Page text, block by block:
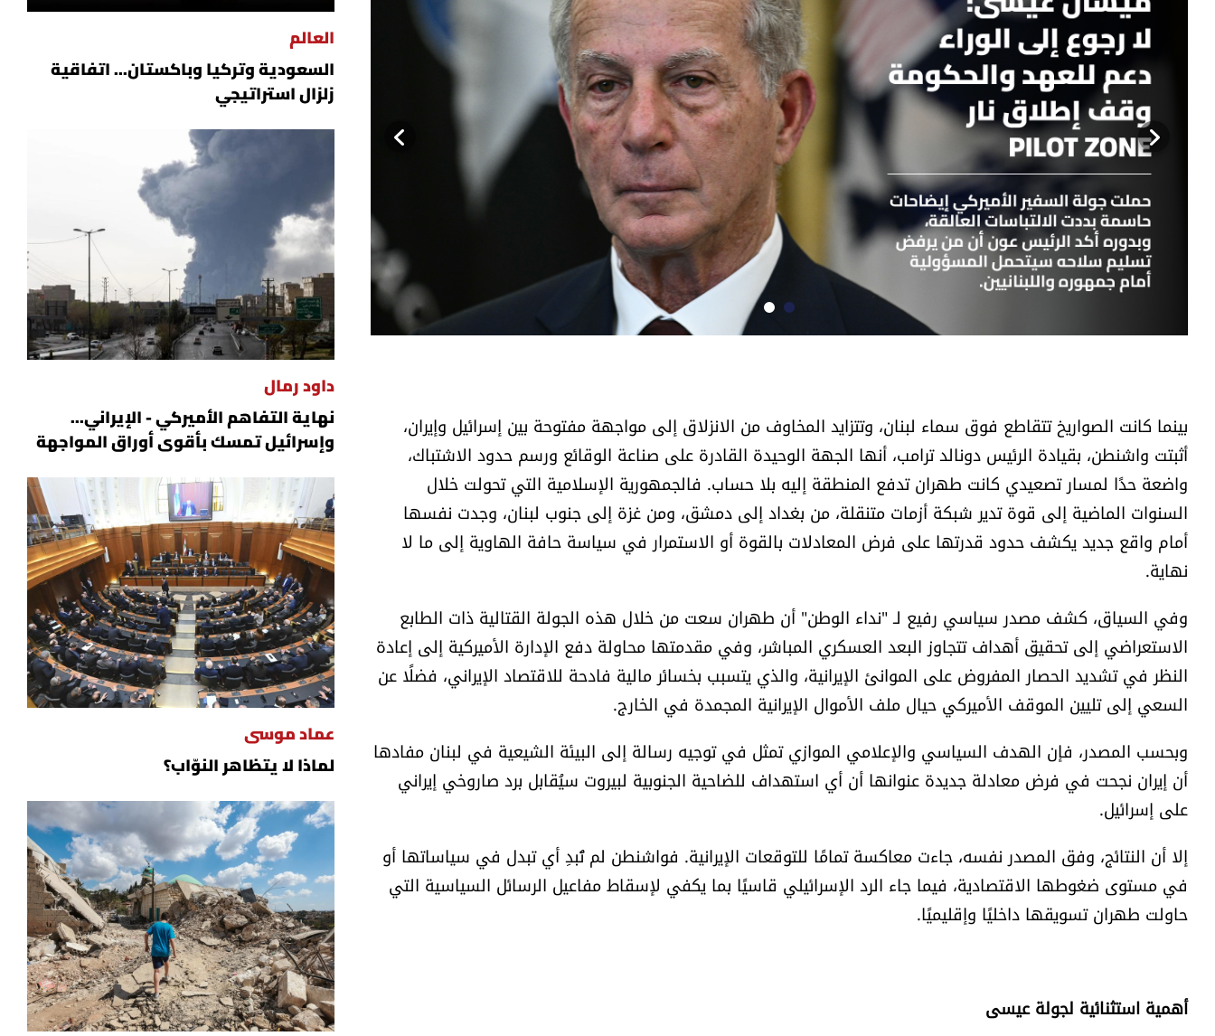
السفير الأميركي ميشال عيسى خلال لقائه الرئيس بري
بينما كانت الصواريخ تتقاطع فوق سماء لبنان، وتتزايد المخاوف من الانزلاق إلى مواجهة مفتوحة بين إسرائيل وإيران،
أثبتت واشنطن، بقيادة الرئيس دونالد ترامب، أنها الجهة الوحيدة القادرة على صناعة الوقائع ورسم حدود الاشتباك،
واضعة حدًا لمسار تصعيدي كانت طهران تدفع المنطقة إليه بلا حساب. فالجمهورية الإسلامية التي تحولت خلال
السنوات الماضية إلى قوة تدير شبكة أزمات متنقلة، من بغداد إلى دمشق، ومن غزة إلى جنوب لبنان، وجدت نفسها
أمام واقع جديد يكشف حدود قدرتها على فرض المعادلات بالقوة أو الاستمرار في سياسة حافة الهاوية إلى ما لا
نهاية.
وفي السياق، كشف مصدر سياسي رفيع لـ "نداء الوطن" أن طهران سعت من خلال هذه الجولة القتالية ذات الطابع
الاستعراضي إلى تحقيق أهداف تتجاوز البعد العسكري المباشر، وفي مقدمتها محاولة دفع الإدارة الأميركية إلى إعادة
النظر في تشديد الحصار المفروض على الموانئ الإيرانية، والذي يتسبب بخسائر مالية فادحة للاقتصاد الإيراني، فضلًا عن
السعي إلى تليين الموقف الأميركي حيال ملف الأموال الإيرانية المجمدة في الخارج.
وبحسب المصدر، فإن الهدف السياسي والإعلامي الموازي تمثل في توجيه رسالة إلى البيئة الشيعية في لبنان مفادها
أن إيران نجحت في فرض معادلة جديدة عنوانها أن أي استهداف للضاحية الجنوبية لبيروت سيُقابل برد صاروخي إيراني
على إسرائيل.
إلا أن النتائج، وفق المصدر نفسه، جاءت معاكسة تمامًا للتوقعات الإيرانية. فواشنطن لم تُبدِ أي تبدل في سياساتها أو
في مستوى ضغوطها الاقتصادية، فيما جاء الرد الإسرائيلي قاسيًا بما يكفي لإسقاط مفاعيل الرسائل السياسية التي
حاولت طهران تسويقها داخليًا وإقليميًا.
أهمية استثنائية لجولة عيسى
العالم
السعودية وتركيا وباكستان... اتفاقية
زلزال استراتيجي
داود رمال
نهاية التفاهم الأميركي - الإيراني...
وإسرائيل تمسك بأقوى أوراق المواجهة
عماد موسى
لماذا لا يتظاهر النوّاب؟